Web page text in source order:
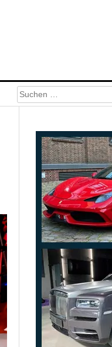
Suchen
nach: